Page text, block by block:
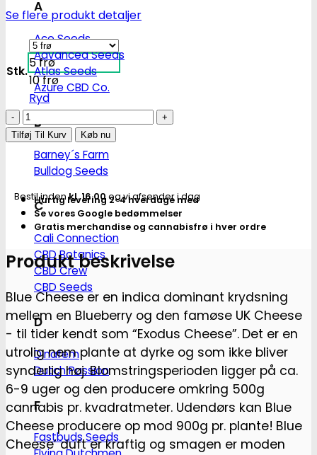
A
Ace Seeds
Advanced Seeds
Atlas Seeds
Azure CBD Co.
B
Barney´s Farm
Bulldog Seeds
C
Cali Connection
CBD Botanics
CBD Crew
CBD Seeds
D
Dinafem
Dutch Passion
F
Fastbuds Seeds
Se flere produkt detaljer
Stk.
5 frø
10 frø
Ryd
Blue
Cheese
Fem.
cannabis
-
Barneys
farm
antal
Tilføj Til Kurv Køb nu
Bestil indenkl. 16.00og vi afsender i dag
Hurtig levering 2-4 hverdage med
Se vores Google bedømmelser
Gratis merchandise og cannabisfrø i hver ordre
Produkt beskrivelse
Blue Cheese er en indica dominant krydsning
mellem en Blueberry og den famøse UK Cheese
- til tider kendt som “Exodus Cheese”. Det er en
utrolig nem plante at dyrke og som ikke bliver
synderlig høj. Blomstringsperioden ligger på ca.
6-9 uger og den producere omkring 500g
cannabis pr. kvadratmeter. Udendørs kan Blue
Cheese producere op mod 900g pr. plante! Blue
Cheese’ duft er kraftig og smagen er moden